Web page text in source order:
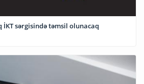
sərgisində təmsil olunacaq